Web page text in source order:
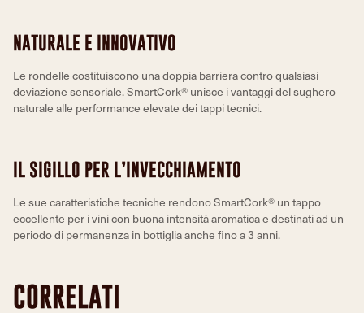
NATURALE E INNOVATIVO
Le rondelle costituiscono una doppia barriera contro qualsiasi
deviazione sensoriale. SmartCork® unisce i vantaggi del sughero
naturale alle performance elevate dei tappi tecnici.
IL SIGILLO PER L’INVECCHIAMENTO
Le sue caratteristiche tecniche rendono SmartCork® un tappo
eccellente per i vini con buona intensità aromatica e destinati ad un
periodo di permanenza in bottiglia anche fino a 3 anni.
CORRELATI